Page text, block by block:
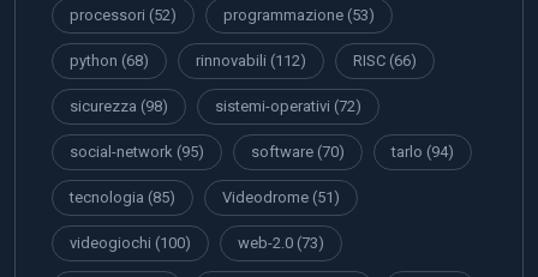
processori (52) programmazione (53)
python (68) rinnovabili (112) RISC (66)
sicurezza (98) sistemi-operativi (72)
social-network (95) software (70) tarlo (94)
tecnologia (85) Videodrome (51)
videogiochi (100) web-2.0 (73)